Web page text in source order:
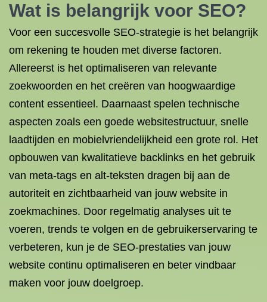
Wat is belangrijk voor SEO?
Voor een succesvolle SEO-strategie is het belangrijk
om rekening te houden met diverse factoren.
Allereerst is het optimaliseren van relevante
zoekwoorden en het creëren van hoogwaardige
content essentieel. Daarnaast spelen technische
aspecten zoals een goede websitestructuur, snelle
laadtijden en mobielvriendelijkheid een grote rol. Het
opbouwen van kwalitatieve backlinks en het gebruik
van meta-tags en alt-teksten dragen bij aan de
autoriteit en zichtbaarheid van jouw website in
zoekmachines. Door regelmatig analyses uit te
voeren, trends te volgen en de gebruikerservaring te
verbeteren, kun je de SEO-prestaties van jouw
website continu optimaliseren en beter vindbaar
maken voor jouw doelgroep.